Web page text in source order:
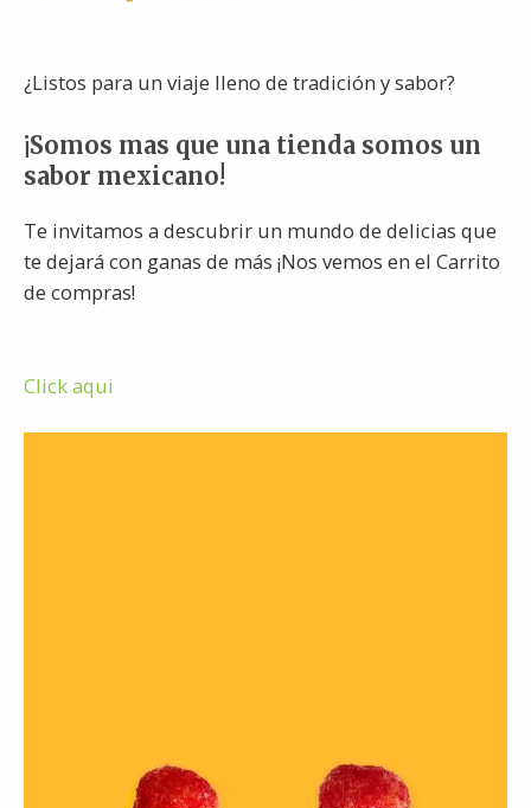
¿Listos para un viaje lleno de tradición y sabor?
¡Somos mas que una tienda somos un
sabor mexicano!
Te invitamos a descubrir un mundo de delicias que
te dejará con ganas de más ¡Nos vemos en el Carrito
de compras!
Click aqui